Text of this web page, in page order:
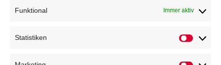
Funktional Immer aktiv
Statistiken
Kindersportfest